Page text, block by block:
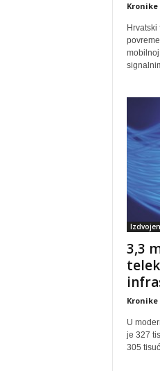
Kronike
3,3
Kronike
U
je 327
305